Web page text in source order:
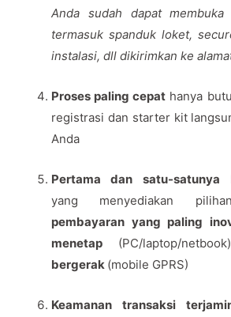
Anda sudah dapat membuka
termasuk spanduk loket,
instalasi, dll dikirimkan ke
Proses paling cepat hanya
registrasi dan starter kit
Anda
Pertama dan satu-satunya
yang menyediakan
pembayaran yang paling
menetap (PC/laptop/
bergerak (mobile GPRS)
Keamanan transaksi